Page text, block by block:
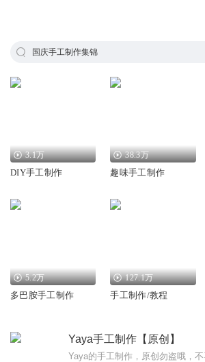
国庆手工制作集锦
3.1万
DIY手工制作
38.3万
趣味手工制作
5.2万
多巴胺手工制作
127.1万
手工制作/教程
Yaya手工制作【原创】